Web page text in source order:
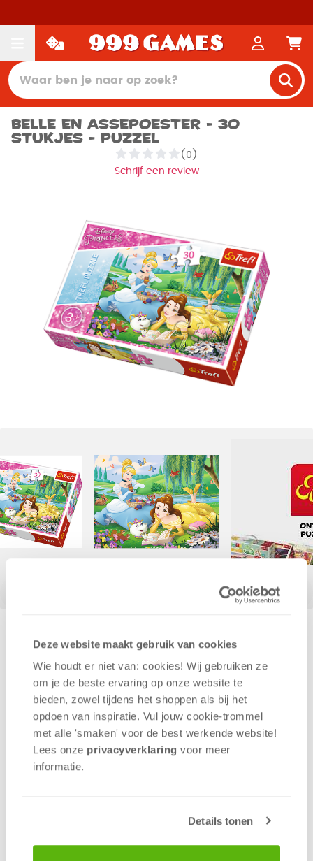
Deze website maakt gebruik van cookies
Wie houdt er niet van: cookies! Wij gebruiken ze
om je de beste ervaring op onze website te
bieden, zowel tijdens het shoppen als bij het
opdoen van inspiratie. Vul jouw cookie-trommel
met alle 'smaken' voor de best werkende website​!
Lees onze privacyverklaring voor meer
informatie.
Details tonen
Belle en Assepoester - 30
stukjes - Puzzel
(0)
Schrijf een review
Uit het assortiment
ONTVANG 30 OVERWINNINGSPUNTEN
UIT HET ASSORTIMENT
Leuke puzzel met een afbeelding van Belle en Assepoester.